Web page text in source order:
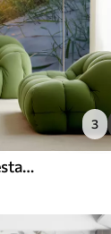
3
Foto/playa panorámica con puesta de sol